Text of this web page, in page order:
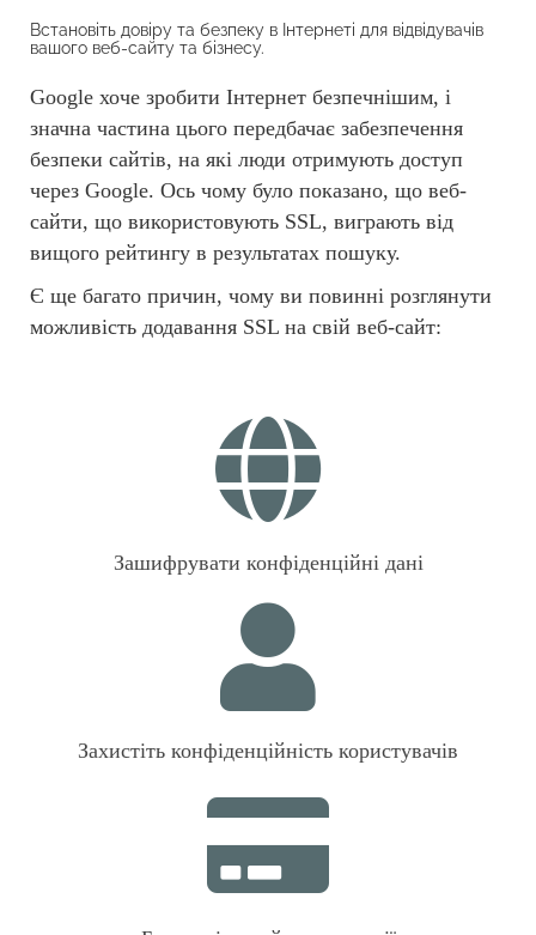
Встановіть довіру та безпеку в Інтернеті для відвідувачів
вашого веб-сайту та бізнесу.
Google хоче зробити Інтернет безпечнішим, і
значна частина цього передбачає забезпечення
безпеки сайтів, на які люди отримують доступ
через Google. Ось чому було показано, що веб-
сайти, що використовують SSL, виграють від
вищого рейтингу в результатах пошуку.
Є ще багато причин, чому ви повинні розглянути
можливість додавання SSL на свій веб-сайт:
Зашифрувати конфіденційні дані
Захистіть конфіденційність користувачів